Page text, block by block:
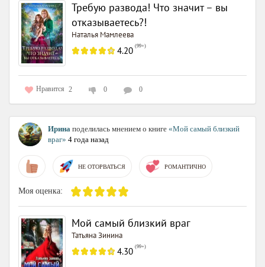
Требую развода! Что значит – вы
отказываетесь?!
Наталья Мамлеева
4.20 (99+)
Нравится 2 0 0
Ирина поделилась мнением о книге «Мой самый близкий
враг» 4 года назад
НЕ ОТОРВАТЬСЯ РОМАНТИЧНО
Моя оценка:
Мой самый близкий враг
Татьяна Зинина
4.30 (99+)